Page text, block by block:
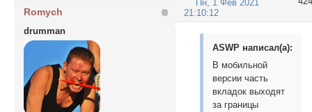
Пн, 1 Фев 2021
21:10:12
Romych
drumman
ASWP написал(а):
В мобильной
версии часть
вкладок выходят
за границы